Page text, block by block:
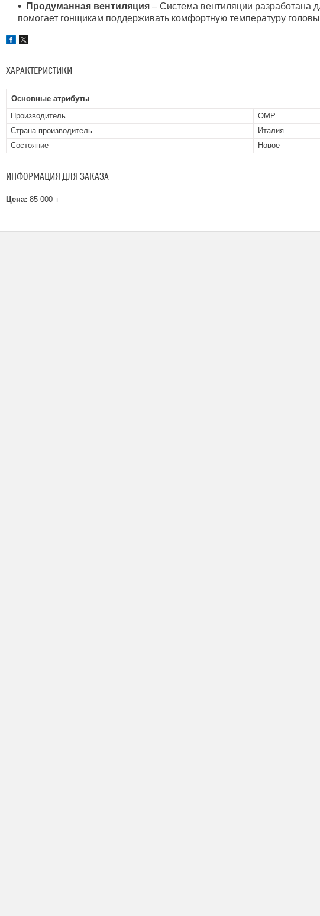
Продуманная вентиляция – Система вентиляции разработана
помогает гонщикам поддерживать комфортную температуру
ХАРАКТЕРИСТИКИ
Основные атрибуты
Производитель
OMP
Страна производитель
Италия
Состояние
Новое
ИНФОРМАЦИЯ ДЛЯ ЗАКАЗА
Цена: 85 000 ₸